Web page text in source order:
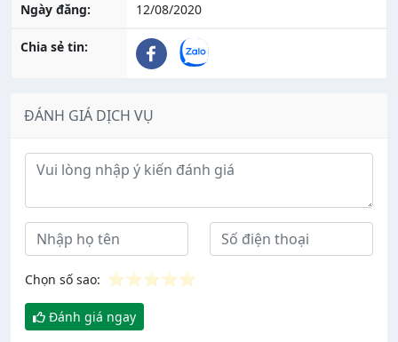
Ngày đăng: 12/08/2020
Chia sẻ tin:
ĐÁNH GIÁ DỊCH VỤ
Ý kiến đánh giá
Chọn số sao: ⭐⭐⭐⭐⭐
Đánh giá ngay